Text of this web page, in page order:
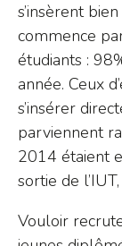
s’insèrent
commence
étudiants :
année. Ceux
s’insérer
parviennent
2014 étaient
sortie de
Vouloir